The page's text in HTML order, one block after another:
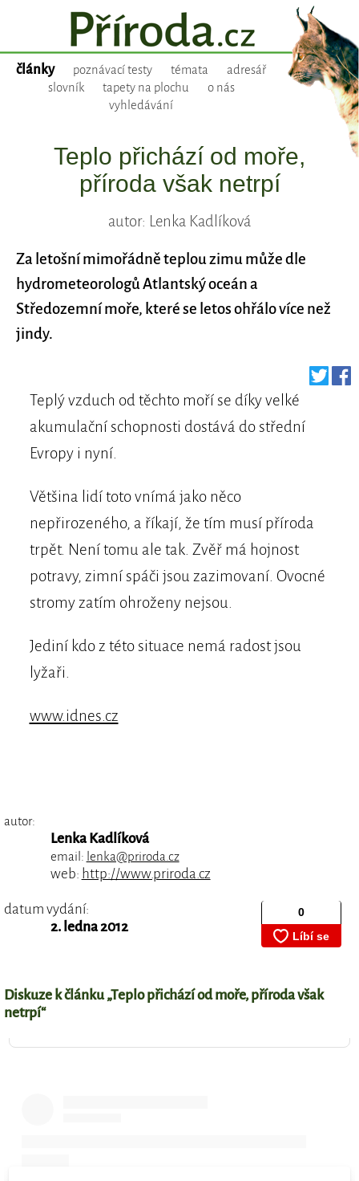
články poznávací testy témata
adresář
slovník
tapety na plochu
o nás
vyhledávání
Teplo přichází od moře,
příroda však netrpí
autor: Lenka Kadlíková
Za letošní mimořádně teplou zimu může dle
hydrometeorologů Atlantský oceán a
Středozemní moře, které se letos ohřálo více než
jindy.
Teplý vzduch od těchto moří se díky velké
akumulační schopnosti dostává do střední
Evropy i nyní.
Většina lidí toto vnímá jako něco
nepřirozeného, a říkají, že tím musí příroda
trpět. Není tomu ale tak. Zvěř má hojnost
potravy, zimní spáči jsou zazimovaní. Ovocné
stromy zatím ohroženy nejsou.
Jediní kdo z této situace nemá radost jsou
lyžaři.
www.idnes.cz
autor:
Lenka Kadlíková
email: lenka@priroda.cz
web: http://www.priroda.cz
datum vydání:
2. ledna 2012
Diskuze k článku „Teplo přichází od moře, příroda však
netrpí“